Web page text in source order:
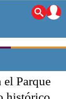
el Parque